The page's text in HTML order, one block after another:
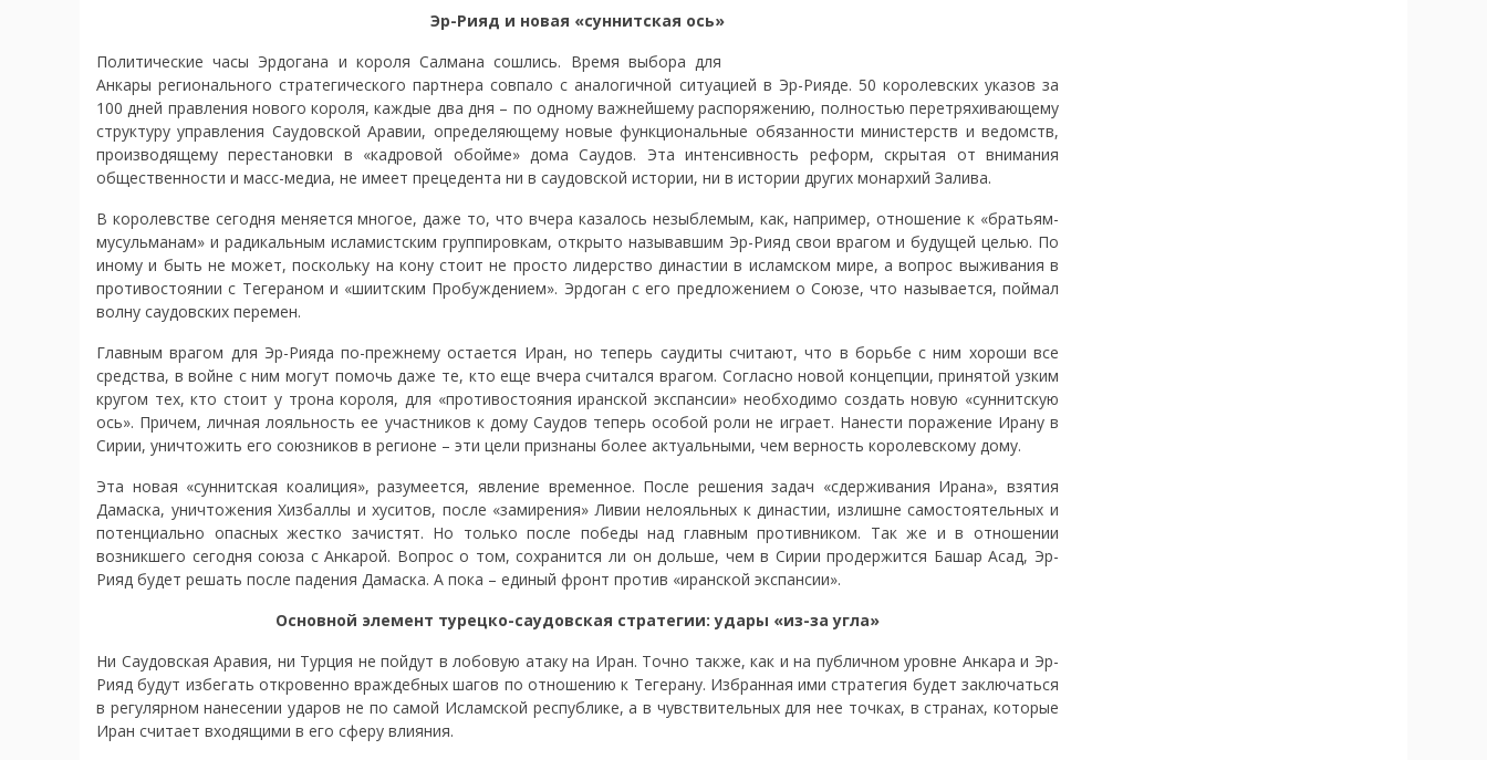
Эр-Рияд и новая «суннитская ось»
Политические часы Эрдогана и короля Салмана сошлись. Время выбора для
Анкары регионального стратегического партнера совпало с аналогичной ситуацией в Эр-Рияде. 50 королевских указов за
100 дней правления нового короля, каждые два дня – по одному важнейшему распоряжению, полностью перетряхивающему
структуру управления Саудовской Аравии, определяющему новые функциональные обязанности министерств и ведомств,
производящему перестановки в «кадровой обойме» дома Саудов. Эта интенсивность реформ, скрытая от внимания
общественности и масс-медиа, не имеет прецедента ни в саудовской истории, ни в истории других монархий Залива.
В королевстве сегодня меняется многое, даже то, что вчера казалось незыблемым, как, например, отношение к «братьям-
мусульманам» и радикальным исламистским группировкам, открыто называвшим Эр-Рияд свои врагом и будущей целью. По
иному и быть не может, поскольку на кону стоит не просто лидерство династии в исламском мире, а вопрос выживания в
противостоянии с Тегераном и «шиитским Пробуждением». Эрдоган с его предложением о Союзе, что называется, поймал
волну саудовских перемен.
Главным врагом для Эр-Рияда по-прежнему остается Иран, но теперь саудиты считают, что в борьбе с ним хороши все
средства, в войне с ним могут помочь даже те, кто еще вчера считался врагом. Согласно новой концепции, принятой узким
кругом тех, кто стоит у трона короля, для «противостояния иранской экспансии» необходимо создать новую «суннитскую
ось». Причем, личная лояльность ее участников к дому Саудов теперь особой роли не играет. Нанести поражение Ирану в
Сирии, уничтожить его союзников в регионе – эти цели признаны более актуальными, чем верность королевскому дому.
Эта новая «суннитская коалиция», разумеется, явление временное. После решения задач «сдерживания Ирана», взятия
Дамаска, уничтожения Хизбаллы и хуситов, после «замирения» Ливии нелояльных к династии, излишне самостоятельных и
потенциально опасных жестко зачистят. Но только после победы над главным противником. Так же и в отношении
возникшего сегодня союза с Анкарой. Вопрос о том, сохранится ли он дольше, чем в Сирии продержится Башар Асад, Эр-
Рияд будет решать после падения Дамаска. А пока – единый фронт против «иранской экспансии».
Основной элемент турецко-саудовская стратегии: удары «из-за угла»
Ни Саудовская Аравия, ни Турция не пойдут в лобовую атаку на Иран. Точно также, как и на публичном уровне Анкара и Эр-
Рияд будут избегать откровенно враждебных шагов по отношению к Тегерану. Избранная ими стратегия будет заключаться
в регулярном нанесении ударов не по самой Исламской республике, а в чувствительных для нее точках, в странах, которые
Иран считает входящими в его сферу влияния.